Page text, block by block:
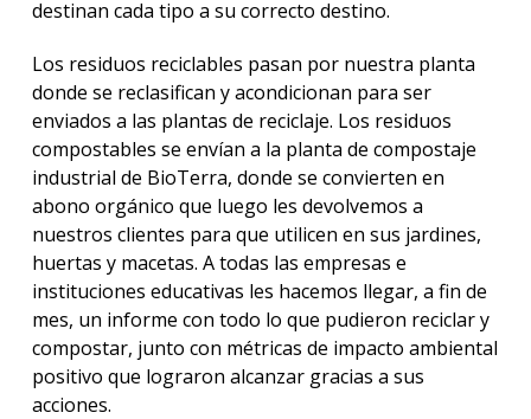
destinan cada tipo a su correcto destino.
Los residuos reciclables pasan por nuestra planta
donde se reclasifican y acondicionan para ser
enviados a las plantas de reciclaje. Los residuos
compostables se envían a la planta de compostaje
industrial de BioTerra, donde se convierten en
abono orgánico que luego les devolvemos a
nuestros clientes para que utilicen en sus jardines,
huertas y macetas. A todas las empresas e
instituciones educativas les hacemos llegar, a fin de
mes, un informe con todo lo que pudieron reciclar y
compostar, junto con métricas de impacto ambiental
positivo que lograron alcanzar gracias a sus
acciones.